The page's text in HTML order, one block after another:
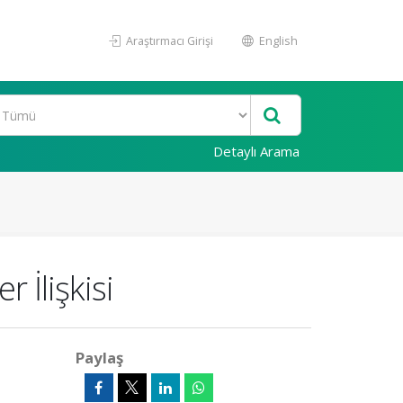
Araştırmacı Girişi English
Detaylı Arama
İlişkisi
Paylaş